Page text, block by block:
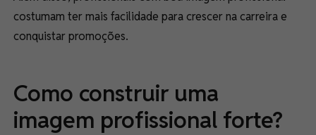
costumam ter mais facilidade para crescer na carreira e
conquistar promoções.
Como construir uma
imagem profissional forte?